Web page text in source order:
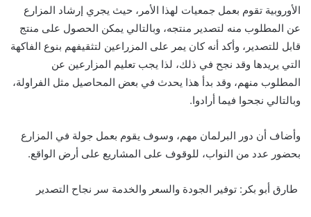
الأوروبية تقوم بعمل جمعيات لهذا الأمر، حيث يجري إرشاد المزارع
عن المطلوب منه لتصدير منتجه، وبالتالي يمكن الحصول على منتج
قابل للتصدير، وأكد أنه كان يمر على المزراعين لتثقيفهم بنوع الفاكهة
التي يريدها وقد نجح في ذلك، لذا يجب تعليم المزارعين عن
المطلوب منهم، وقد بدأ هذا يحدث في بعض المحاصيل مثل الفراولة،
وبالتالي نجحوا فيما أرادوا.
وأضاف أن دور البرلمان مهم، وسوف يقوم بعمل جولة في المزارع
بحضور عدد من النواب، للوقوف على المشاريع على أرض الواقع.
طارق أبو بكر: توفير الجودة والسعر والخدمة سر نجاح التصدير